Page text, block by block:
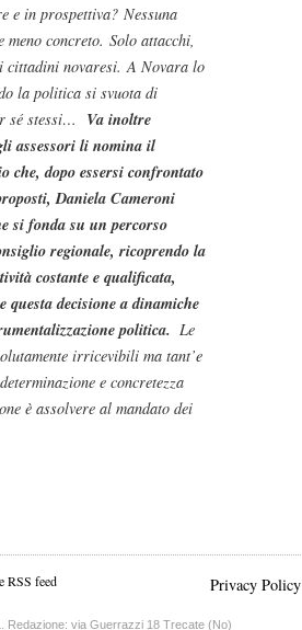
e in prospettiva? Nessuna
concreto. Solo attacchi,
cittadini novaresi. A Novara lo
la politica si svuota di
sé stessi… Va inoltre
assessori li nomina il
che, dopo essersi confrontato
Daniela Cameroni
si fonda su un percorso
regionale, ricoprendo la
costante e qualificata,
decisione a dinamiche
politica. Le
irricevibili ma tant’e
e concretezza
è assolvere al mandato dei
Privacy Policy
Redazione: via Guerrazzi 18 Trecate (No)